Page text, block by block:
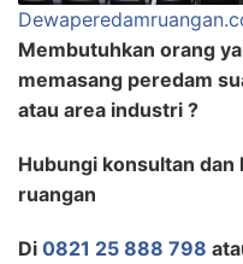
Membutuhkan orang
memasang peredam
atau area industri ?
Hubungi konsultan
ruangan
Di 0821 25 888 798